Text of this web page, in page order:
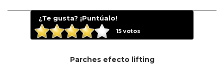
¿Te gusta? ¡Puntúalo!
15votos
Parches efecto lifting